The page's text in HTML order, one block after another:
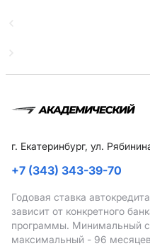
г. Екатеринбург, ул.
+7 (343) 343-39-70
Годовая ставка
зависит от конкретного
программы. Минимальный
максимальный - 96